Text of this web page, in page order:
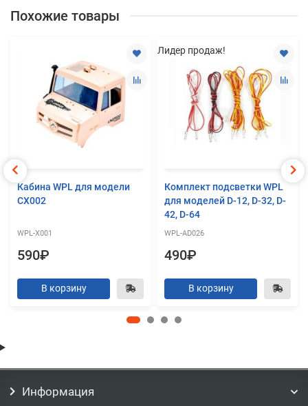
Похожие товары
Кабина WPL для модели
CX002
WPL-X001
590₽
В корзину
Лидер продаж!
Комплект подсветки WPL
для моделей D-12, D-32, D-
42, D-64
WPL-AD026
490₽
В корзину
Информация